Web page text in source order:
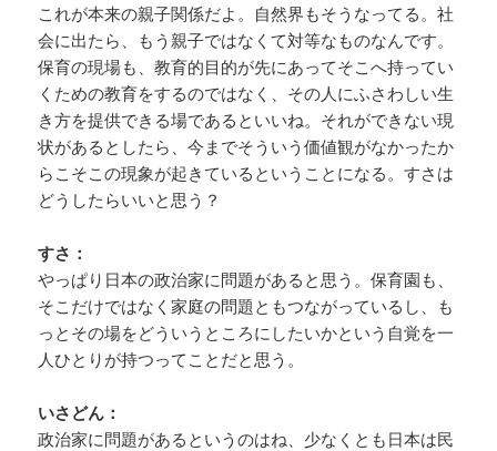
これが本来の親子関係だよ。自然界もそうなってる。社
会に出たら、もう親子ではなくて対等なものなんです。
保育の現場も、教育的目的が先にあってそこへ持ってい
くための教育をするのではなく、その人にふさわしい生
き方を提供できる場であるといいね。それができない現
状があるとしたら、今までそういう価値観がなかったか
らこそこの現象が起きているということになる。すさは
どうしたらいいと思う？
すさ：
やっぱり日本の政治家に問題があると思う。保育園も、
そこだけではなく家庭の問題ともつながっているし、も
っとその場をどういうところにしたいかという自覚を一
人ひとりが持つってことだと思う。
いさどん：
政治家に問題があるというのはね、少なくとも日本は民